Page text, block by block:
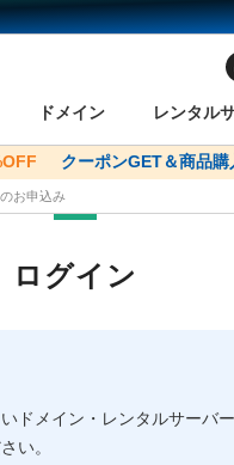
ドメイン
ドメイン一括検索
WHOIS検索
レンタル
バリュードメイ
おすすめ One
おすすめ One
クーポンGET＆商品購
ス応援キャンペーン サー
お申込み
ログイン
ドメイン・レンタルサーバ
い。